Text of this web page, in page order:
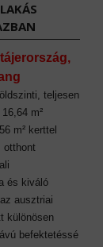
teljesen
m²
m² kerttel
otthont
és kiváló
ausztriai
különösen
befektetéssé